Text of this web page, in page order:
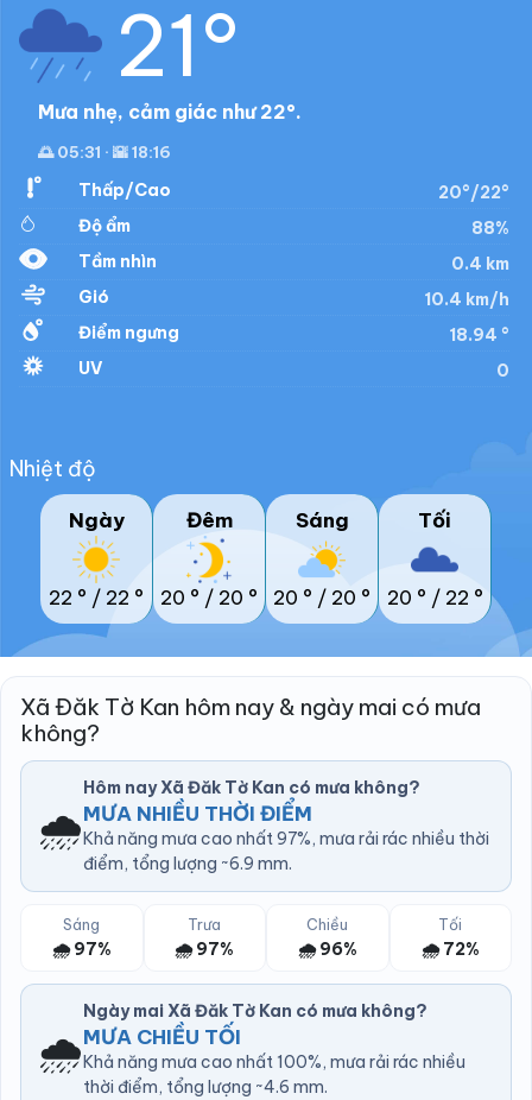
21°
Mưa nhẹ, cảm giác như 22°.
🌅 05:31 · 🌇 18:16
Thấp/Cao
20°/22°
Độ ẩm
88%
Tầm nhìn
0.4 km
Gió
10.4 km/h
Điểm ngưng
18.94 °
UV
0
Nhiệt độ
Ngày
22 ° / 22 °
Đêm
20 ° / 20 °
Sáng
20 ° / 20 °
Tối
20 ° / 22 °
Xã Đăk Tờ Kan hôm nay & ngày mai có mưa
không?
🌧️
Hôm nay Xã Đăk Tờ Kan có mưa không?
MƯA NHIỀU THỜI ĐIỂM
Khả năng mưa cao nhất 97%, mưa rải rác nhiều thời
điểm, tổng lượng ~6.9 mm.
Sáng
🌧️ 97%
Trưa
🌧️ 97%
Chiều
🌧️ 96%
Tối
🌧️ 72%
🌧️
Ngày mai Xã Đăk Tờ Kan có mưa không?
MƯA CHIỀU TỐI
Khả năng mưa cao nhất 100%, mưa rải rác nhiều
thời điểm, tổng lượng ~4.6 mm.